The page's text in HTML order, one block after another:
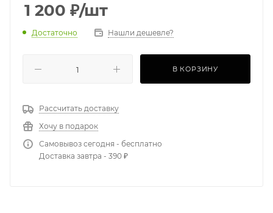
1 200 ₽/шт
Достаточно Нашли дешевле?
В КОРЗИНУ
Рассчитать доставку
Хочу в подарок
Самовывоз сегодня - бесплатно
Доставка завтра - 390 ₽